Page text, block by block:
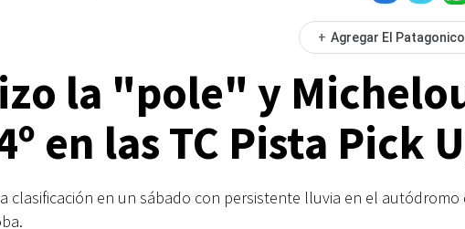
+ Agregar El
la "pole" y
en las TC Pista Pick
clasificación en un sábado con persistente lluvia en el autódromo